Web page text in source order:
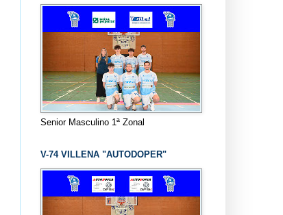
Senior Masculino 1ª Zonal
V-74 VILLENA "AUTODOPER"